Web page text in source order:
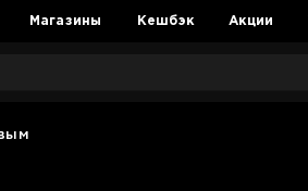
Магазины Кешбэк Акции